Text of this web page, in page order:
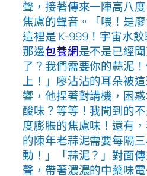
聲，接著傳來一陣高八
焦慮的聲音。「喂！是
這裡是 K-999！宇宙水
那邊包養網是不是已經
了？我們需要你的蒜泥
上！」廖沾沾的耳朵被
響，他捏著對講機，困
酸味？等等！我聞到的
度膨脹的焦慮味！還有
的陳年老蒜泥需要每隔
動！」「蒜泥？」對面
聲，帶著濃濃的中藥味